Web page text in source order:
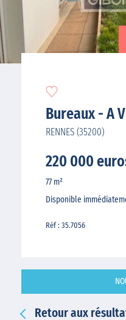
Bureaux - A
RENNES (35200)
220 000
77 m²
Disponible
Réf : 35.7056
Retour aux